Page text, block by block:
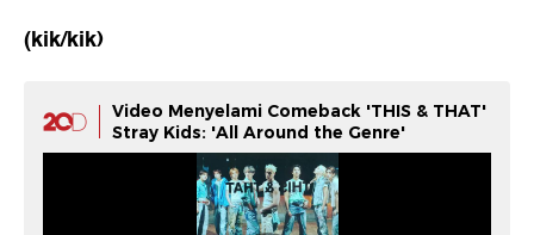
(kik/kik)
Video Menyelami Comeback 'THIS & THAT'
Stray Kids: 'All Around the Genre'